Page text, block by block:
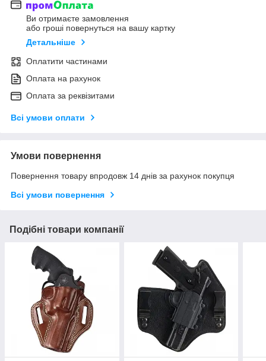
Ви отримаєте замовлення
або гроші повернуться на вашу картку
Детальніше
Оплатити частинами
Оплата на рахунок
Оплата за реквізитами
Всі умови оплати
Умови повернення
Повернення товару впродовж 14 днів за рахунок покупця
Всі умови повернення
Подібні товари компанії